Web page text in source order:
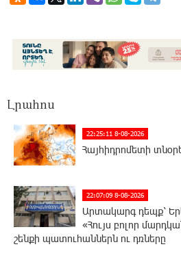
Լրահոս
22:25:11 8-08-2026
Հայհիդրոմետի
22:07:09 8-08-2026
Արտակարգ դեպք՝
«Հույս բոլոր
շենքի պատուհաններն ու դռները